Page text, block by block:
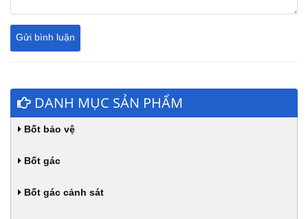
DANH MỤC SẢN PHẨM
Bốt bảo vệ
Bốt gác
Bốt gác cảnh sát